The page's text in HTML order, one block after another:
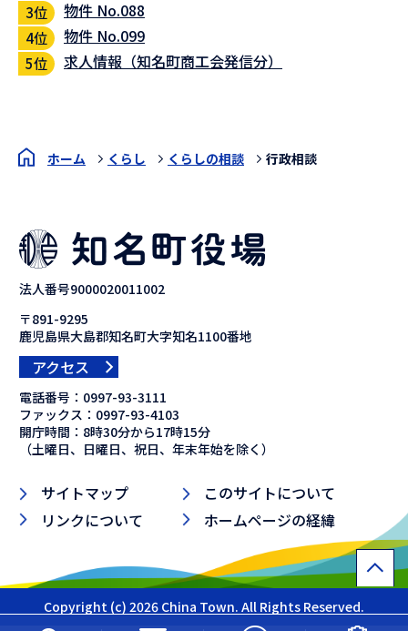
物件 No.088
物件 No.099
求人情報（知名町商工会発信分）
ホーム くらし くらしの相談 行政相談
法人番号9000020011002
〒891-9295
鹿児島県大島郡知名町大字知名1100番地
アクセス
電話番号： 0997-93-3111
ファックス： 0997-93-4103
開庁時間：8時30分から17時15分
（土曜日、日曜日、祝日、年末年始を除く）
サイトマップ
このサイトについて
リンクについて
ホームページの経緯
Copyright (c) 2026 China Town. All Rights Reserved.